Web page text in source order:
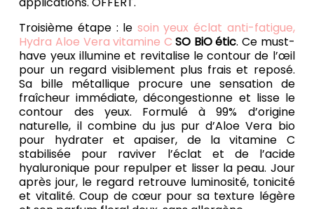
Troisième étape : le soin yeux éclat anti-fatigue,
Hydra Aloe Vera vitamine C SO BiO étic. Ce must-
have yeux illumine et revitalise le contour de l’œil
pour un regard visiblement plus frais et reposé.
Sa bille métallique procure une sensation de
fraîcheur immédiate, décongestionne et lisse le
contour des yeux. Formulé à 99% d’origine
naturelle, il combine du jus pur d’Aloe Vera bio
pour hydrater et apaiser, de la vitamine C
stabilisée pour raviver l’éclat et de l’acide
hyaluronique pour repulper et lisser la peau. Jour
après jour, le regard retrouve luminosité, tonicité
et vitalité. Coup de cœur pour sa texture légère